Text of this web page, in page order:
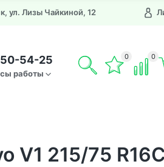
ул. Лизы Чайкиной, 12
54-25
работы
0 0
V1 215/75